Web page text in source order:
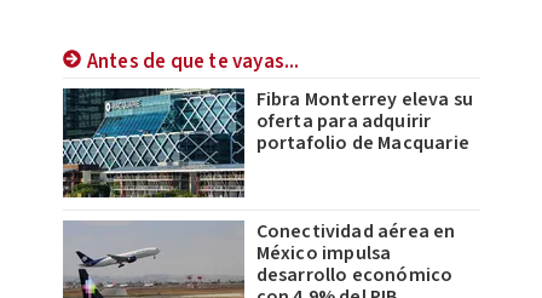
Antes de que te vayas...
Fibra Monterrey eleva su
oferta para adquirir
portafolio de Macquarie
Conectividad aérea en
México impulsa
desarrollo económico